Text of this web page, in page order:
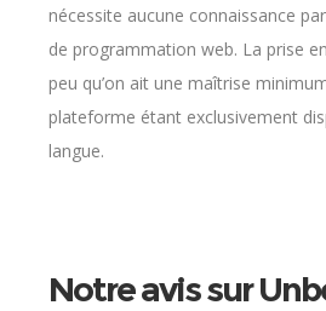
nécessite aucune connaissance
de programmation web. La prise
peu qu’on ait une maîtrise
plateforme étant exclusivement
langue.
Notre avis sur